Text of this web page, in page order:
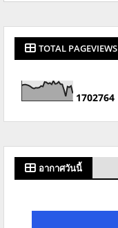
TOTAL PAGEVIEWS
1702764
อากาศวันนี้